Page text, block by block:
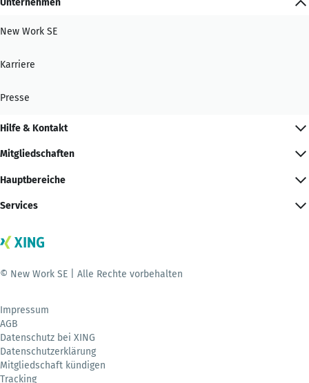
Unternehmen
New Work SE
Karriere
Presse
Hilfe & Kontakt
Mitgliedschaften
Hauptbereiche
Services
© New Work SE | Alle Rechte vorbehalten
Impressum
AGB
Datenschutz bei XING
Datenschutzerklärung
Mitgliedschaft kündigen
Tracking